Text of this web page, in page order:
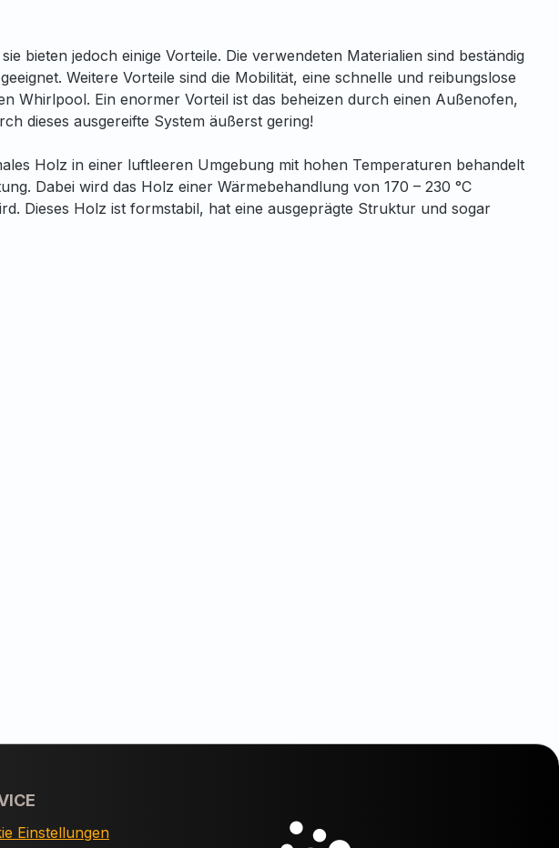
bieten jedoch einige Vorteile. Die verwendeten Materialien sind beständig
Weitere Vorteile sind die Mobilität, eine schnelle und reibungslose
Whirlpool. Ein enormer Vorteil ist das beheizen durch einen Außenofen,
dieses ausgereifte System äußerst gering!
Holz in einer luftleeren Umgebung mit hohen Temperaturen behandelt
Dabei wird das Holz einer Wärmebehandlung von 170 – 230 °C
Dieses Holz ist formstabil, hat eine ausgeprägte Struktur und sogar
Einstellungen